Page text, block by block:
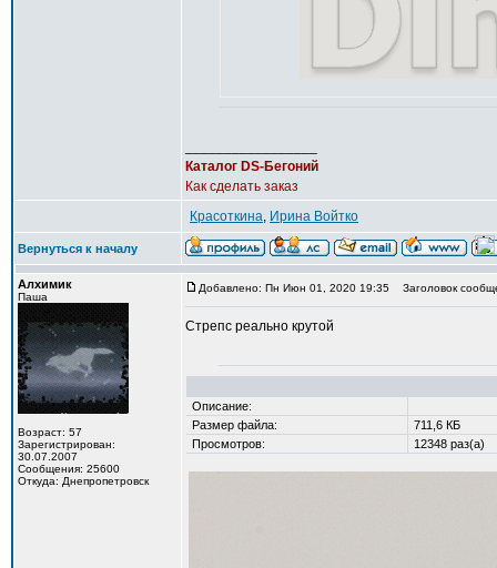
Каталог DS-Бегоний
Как сделать заказ
Красоткина, Ирина Войтко
Вернуться к началу
Алхимик
Паша
Возраст: 57
Зарегистрирован:
30.07.2007
Сообщения: 25600
Откуда: Днепропетровск
Добавлено: Пн Июн 01, 2020 19:35 Заголовок
Стрепс реально крутой
Описание:
Размер файла:
711,6 КБ
Просмотров:
12348 раз(а)